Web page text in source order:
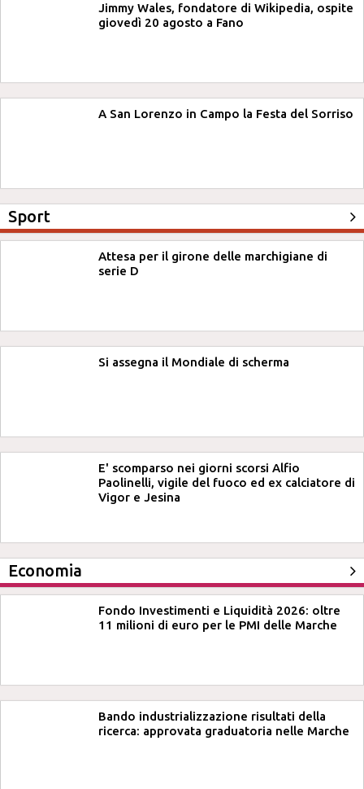
Jimmy Wales, fondatore di Wikipedia, ospite
giovedì 20 agosto a Fano
A San Lorenzo in Campo la Festa del Sorriso
Sport
Attesa per il girone delle marchigiane di
serie D
Si assegna il Mondiale di scherma
E' scomparso nei giorni scorsi Alfio
Paolinelli, vigile del fuoco ed ex calciatore di
Vigor e Jesina
Economia
Fondo Investimenti e Liquidità 2026: oltre
11 milioni di euro per le PMI delle Marche
Bando industrializzazione risultati della
ricerca: approvata graduatoria nelle Marche